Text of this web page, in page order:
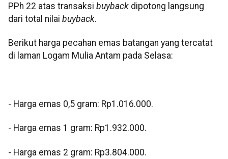
PPh 22 atas transaksi buyback dipotong langsung
dari total nilai buyback.
Berikut harga pecahan emas batangan yang tercatat
di laman Logam Mulia Antam pada Selasa:
‎- Harga emas 0,5 gram: Rp1.016.000.
‎- ⁠Harga emas 1 gram: Rp1.932.000.
‎- ⁠Harga emas 2 gram: Rp3.804.000.